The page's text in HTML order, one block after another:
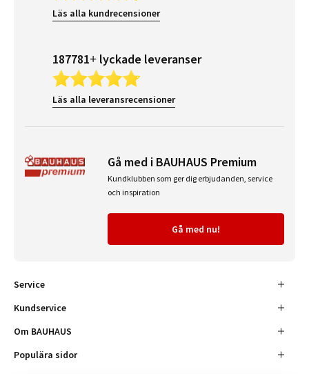
Läs alla kundrecensioner
187781+ lyckade leveranser
Läs alla leveransrecensioner
Gå med i BAUHAUS Premium
Kundklubben som ger dig erbjudanden, service
och inspiration
Gå med nu!
Service
Kundservice
Om BAUHAUS
Populära sidor